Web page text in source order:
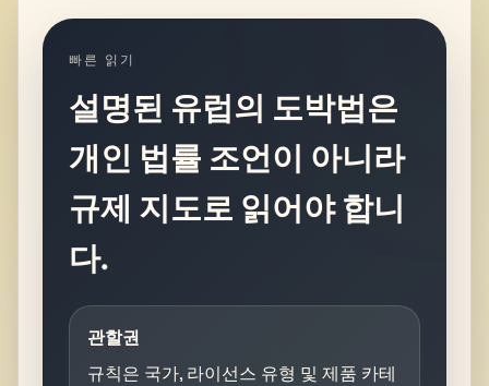
빠른 읽기
설명된 유럽의 도박법은
개인 법률 조언이 아니라
규제 지도로 읽어야 합니
다.
관할권
규칙은 국가, 라이선스 유형 및 제품 카테